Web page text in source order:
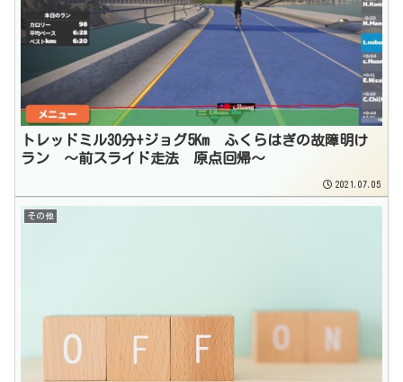
トレッドミル30分+ジョグ5Km ふくらはぎの故障明け
ラン 〜前スライド走法 原点回帰〜
2021.07.05
その他